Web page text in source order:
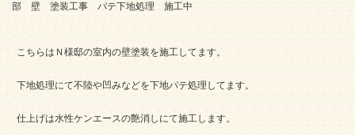
部 壁 塗装工事 パテ下地処理 施工中
こちらはＮ様邸の室内の壁塗装を施工してます。
下地処理にて不陸や凹みなどを下地パテ処理してます。
仕上げは水性ケンエースの艶消しにて施工します。